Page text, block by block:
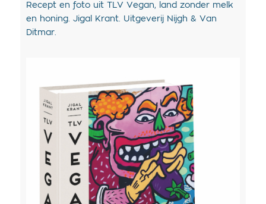
Recept en foto uit TLV Vegan, land zonder melk
en honing. Jigal Krant. Uitgeverij Nijgh & Van
Ditmar.